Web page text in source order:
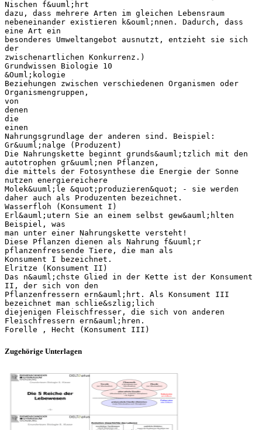
Zugehörige Unterlagen